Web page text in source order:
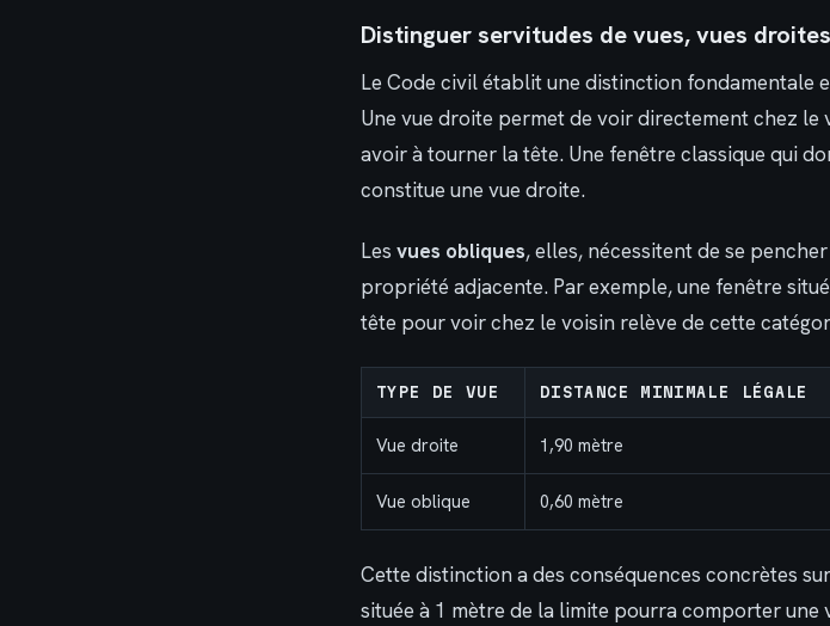
Distinguer servitudes de vues, vues
Le Code civil établit une distinction fondamentale
Une vue droite permet de voir directement chez le
avoir à tourner la tête. Une fenêtre classique qui
constitue une vue droite.
Les vues obliques, elles, nécessitent de se
propriété adjacente. Par exemple, une fenêtre
tête pour voir chez le voisin relève de cette
TYPE DE VUE DISTANCE MINIMALE LÉGALE
Vue droite 1,90 mètre
Vue oblique 0,60 mètre
Cette distinction a des conséquences concrètes
située à 1 mètre de la limite pourra comporter